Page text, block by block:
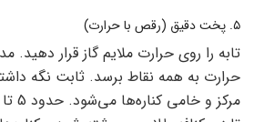
۵. پخت دقیق (رقص با حرارت)
تابه را روی حرارت ملایم گاز قرار دهید.
حرارت به همه نقاط برسد. ثابت نگه